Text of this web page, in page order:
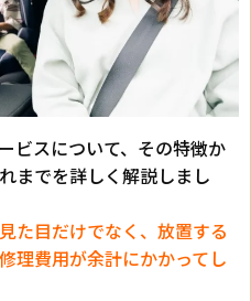
ビスについて、その特徴か
までを詳しく解説しまし
た目だけでなく、放置する
理費用が余計にかかってし